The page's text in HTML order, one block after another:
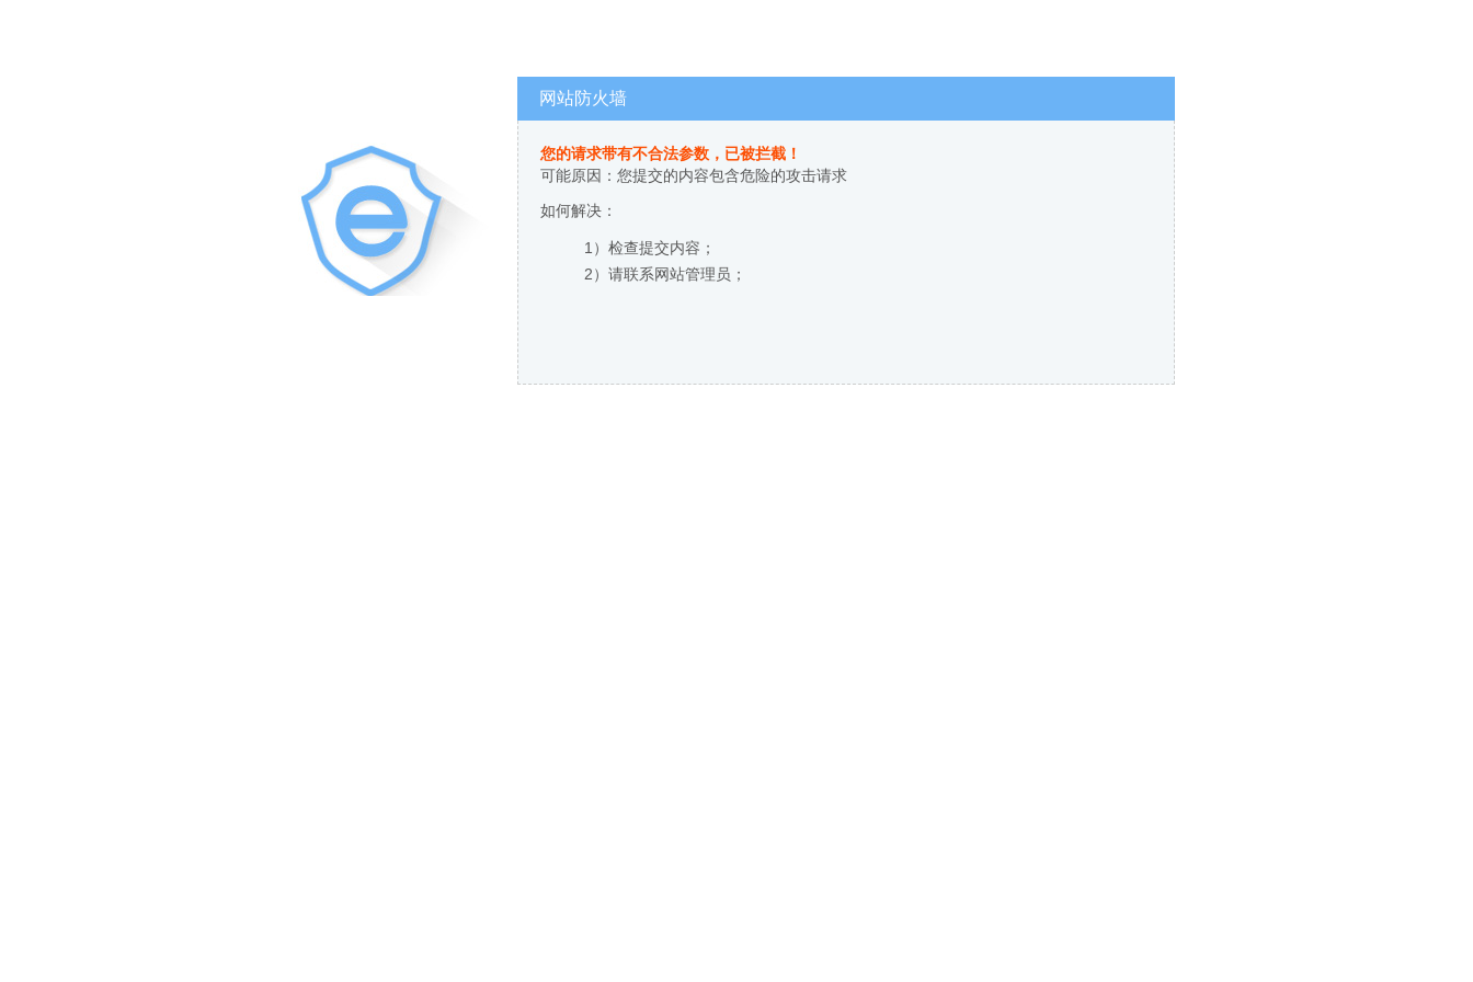
网站防火墙
您的请求带有不合法参数，已被拦截！
可能原因：您提交的内容包含危险的攻击请求
如何解决：
1）检查提交内容；
2）请联系网站管理员；